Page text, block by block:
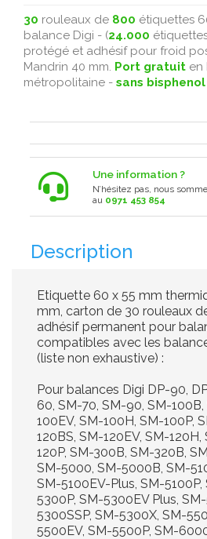
30 rouleaux de 800 étiquettes
balance Digi - (24.000
protégé et adhésif pour froid
Mandrin 40 mm. Port gratuit en
métropolitaine - sans bisphenol
Une information ?
N’hésitez pas, nous
au 0971 453 854
Description
Etiquette 60 x 55 mm
mm, carton de 30 rouleaux
adhésif permanent pour
compatibles avec les
(liste non exhaustive) :
Pour balances Digi DP-90,
60, SM-70, SM-90, SM-100B,
100EV, SM-100H, SM-100P,
120BS, SM-120EV, SM-
120P, SM-300B, SM-320B,
SM-5000, SM-5000B, SM-
SM-5100EV-Plus, SM-
5300P, SM-5300EV Plus,
5300SSP, SM-5300X, SM-
5500EV, SM-5500P, SM-